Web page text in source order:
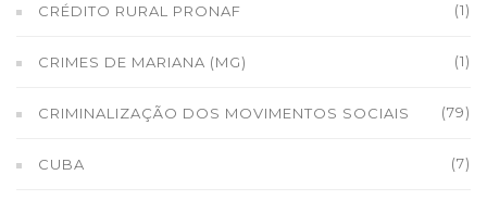
CRÉDITO RURAL PRONAF (1)
CRIMES DE MARIANA (MG) (1)
CRIMINALIZAÇÃO DOS MOVIMENTOS SOCIAIS (79)
CUBA (7)